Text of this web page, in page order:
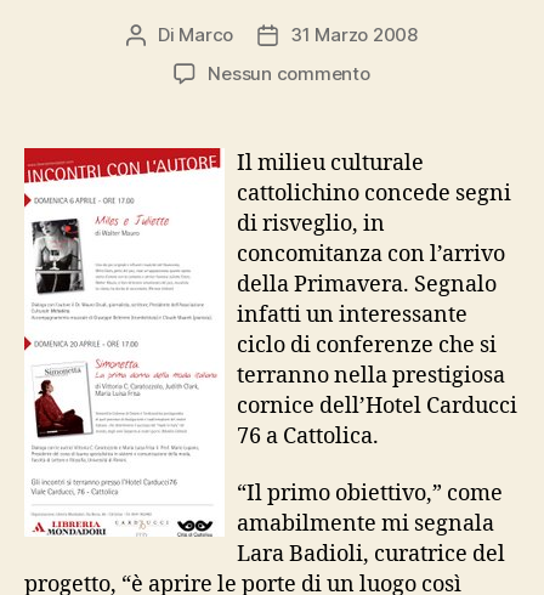
Autore
articolo
Di Marco
Data31 Marzo 2008
Nessun commentosu
l’autore
Carducci
76
Il milieu culturale
cattolichino concede segni
di risveglio, in
concomitanza con l’arrivo
della Primavera. Segnalo
infatti un interessante
ciclo di conferenze che si
terranno nella prestigiosa
cornice dell’Hotel Carducci
76 a Cattolica.
“Il primo obiettivo,” come
amabilmente mi segnala
Lara Badioli, curatrice del
progetto, “è aprire le porte di un luogo così